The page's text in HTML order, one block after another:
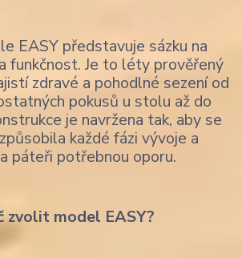
EASY představuje sázku na
funkčnost. Je to léty prověřený
zdravé a pohodlné sezení od
pokusů u stolu až do
je navržena tak, aby se
každé fázi vývoje a
páteři potřebnou oporu.
zvolit model EASY?